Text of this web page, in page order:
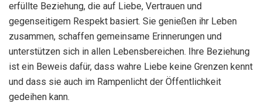
erfüllte Beziehung, die auf Liebe, Vertrauen und
gegenseitigem Respekt basiert. Sie genießen ihr Leben
zusammen, schaffen gemeinsame Erinnerungen und
unterstützen sich in allen Lebensbereichen. Ihre Beziehung
ist ein Beweis dafür, dass wahre Liebe keine Grenzen kennt
und dass sie auch im Rampenlicht der Öffentlichkeit
gedeihen kann.